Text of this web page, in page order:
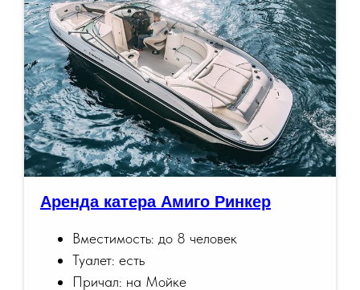
Аренда катера Амиго Ринкер
Вместимость: до 8 человек
Туалет: есть
Причал: на Мойке